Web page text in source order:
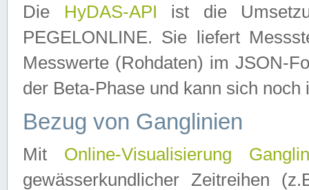
Die HyDAS-API ist die
PEGELONLINE. Sie liefert
Messwerte (Rohdaten) im JSON-
der Beta-Phase und kann sich noch
Bezug von Ganglinien
Mit Online-Visualisierung
gewässerkundlicher Zeitreihen